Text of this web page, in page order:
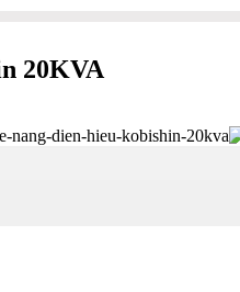
20KVA